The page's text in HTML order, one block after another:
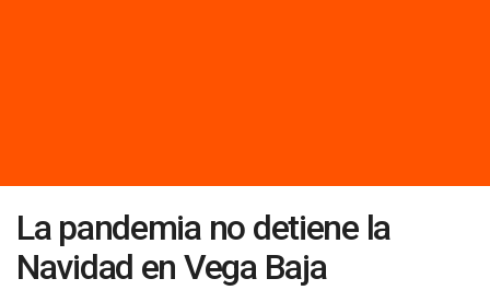
La pandemia no detiene la
Navidad en Vega Baja